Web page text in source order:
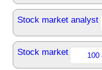
Stock market analyst
Stock market 100